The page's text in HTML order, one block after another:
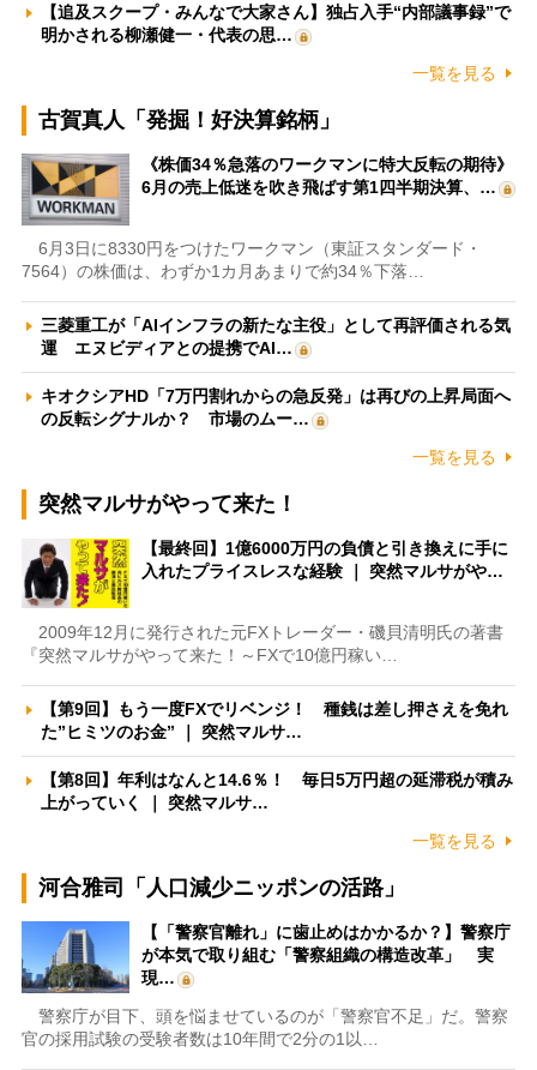
【追及スクープ・みんなで大家さん】独占入手“内部議事録”で
明かされる柳瀬健一・代表の思…
一覧を見る
古賀真人「発掘！好決算銘柄」
《株価34％急落のワークマンに特大反転の期待》
6月の売上低迷を吹き飛ばす第1四半期決算、…
6月3日に8330円をつけたワークマン（東証スタンダード・
7564）の株価は、わずか1カ月あまりで約34％下落…
三菱重工が「AIインフラの新たな主役」として再評価される気
運 エヌビディアとの提携でAI…
キオクシアHD「7万円割れからの急反発」は再びの上昇局面へ
の反転シグナルか？ 市場のムー…
一覧を見る
突然マルサがやって来た！
【最終回】1億6000万円の負債と引き換えに手に
入れたプライスレスな経験 ｜ 突然マルサがや…
2009年12月に発行された元FXトレーダー・磯貝清明氏の著書
『突然マルサがやって来た！～FXで10億円稼い…
【第9回】もう一度FXでリベンジ！ 種銭は差し押さえを免れ
た”ヒミツのお金” ｜ 突然マルサ…
【第8回】年利はなんと14.6％！ 毎日5万円超の延滞税が積み
上がっていく ｜ 突然マルサ…
一覧を見る
河合雅司「人口減少ニッポンの活路」
【「警察官離れ」に歯止めはかかるか？】警察庁
が本気で取り組む「警察組織の構造改革」 実
現…
警察庁が目下、頭を悩ませているのが「警察官不足」だ。警察
官の採用試験の受験者数は10年間で2分の1以…